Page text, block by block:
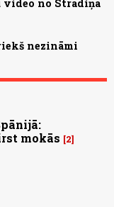
video no Stradiņa
nezināmi
mokās
2